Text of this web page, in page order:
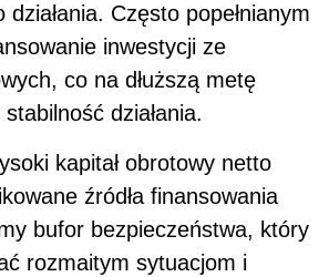
działania. Często popełnianym
inwestycji ze
co na dłuższą metę
działania.
kapitał obrotowy netto
źródła finansowania
bufor bezpieczeństwa, który
rozmaitym sytuacjom i